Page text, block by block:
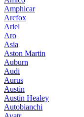
Amphicar
Arcfox
Ariel
Aro
Asia
Aston Martin
Auburn
Audi
Aurus
Austin
Austin Healey
Autobianchi